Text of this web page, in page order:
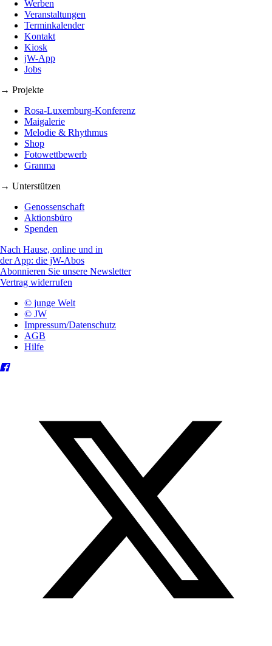
Werben
Veranstaltungen
Terminkalender
Kontakt
Kiosk
jW-App
Jobs
→ Projekte
Rosa-Luxemburg-Konferenz
Maigalerie
Melodie & Rhythmus
Shop
Fotowettbewerb
Granma
→ Unterstützen
Genossenschaft
Aktionsbüro
Spenden
Nach Hause, online und in
der App: die jW-Abos
Abonnieren Sie unsere Newsletter
Vertrag widerrufen
© junge Welt
© JW
Impressum/Datenschutz
AGB
Hilfe